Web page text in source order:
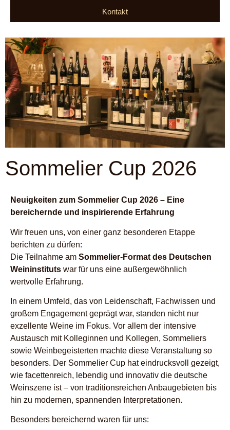
Kontakt
Sommelier Cup 2026
Neuigkeiten zum Sommelier Cup 2026 – Eine
bereichernde und inspirierende Erfahrung
Wir freuen uns, von einer ganz besonderen Etappe
berichten zu dürfen:
Die Teilnahme am Sommelier-Format des Deutschen
Weininstituts war für uns eine außergewöhnlich
wertvolle Erfahrung.
In einem Umfeld, das von Leidenschaft, Fachwissen und
großem Engagement geprägt war, standen nicht nur
exzellente Weine im Fokus. Vor allem der intensive
Austausch mit Kolleginnen und Kollegen, Sommeliers
sowie Weinbegeisterten machte diese Veranstaltung so
besonders. Der Sommelier Cup hat eindrucksvoll gezeigt,
wie facettenreich, lebendig und innovativ die deutsche
Weinszene ist – von traditionsreichen Anbaugebieten bis
hin zu modernen, spannenden Interpretationen.
Besonders bereichernd waren für uns: